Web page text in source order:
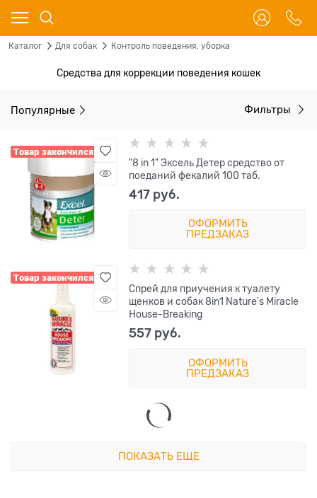
Каталог Для собак Контроль поведения, уборка
Средства для коррекции поведения кошек
Популярные Фильтры
Товар закончился
"8 in 1" Эксель Детер средство от
поеданий фекалий 100 таб.
417 руб.
ОФОРМИТЬ
ПРЕДЗАКАЗ
Товар закончился
Спрей для приучения к туалету
щенков и собак 8in1 Nature's Miracle
House-Breaking
557 руб.
ОФОРМИТЬ
ПРЕДЗАКАЗ
ПОКАЗАТЬ ЕЩЕ